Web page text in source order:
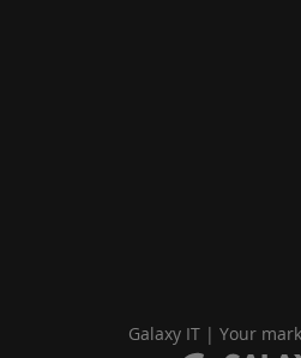
Galaxy IT | Your